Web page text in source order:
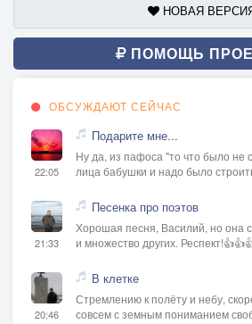
НОВАЯ
ПОМОЩЬ
ОБСУЖДАЮТ СЕЙЧАС
22:05
Подарите мне...
Ну да, из пафоса "то что было не
лица бабушки и надо было
21:33
Песенка про поэтов
Хорошая песня, Василий, но она
и множество других.
20:46
В клетке
Стремлению к полёту и небу,
совсем с земным пониманием